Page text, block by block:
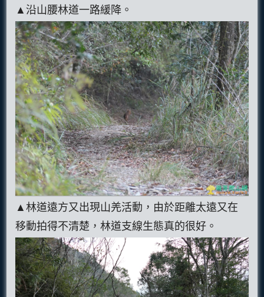
▲沿山腰林道一路緩降。
▲林道遠方又出現山羌活動，由於距離太遠又在
移動拍得不清楚，林道支線生態真的很好。